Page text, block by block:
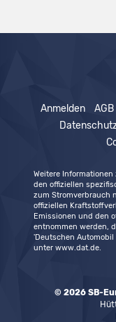
Anmelden AGB
Weitere
den offiziellen
zum Stromverbrauch
offiziellen
Emissionen und den
entnommen werden,
'Deutschen
unter www.dat.de.
© 2026 SB-